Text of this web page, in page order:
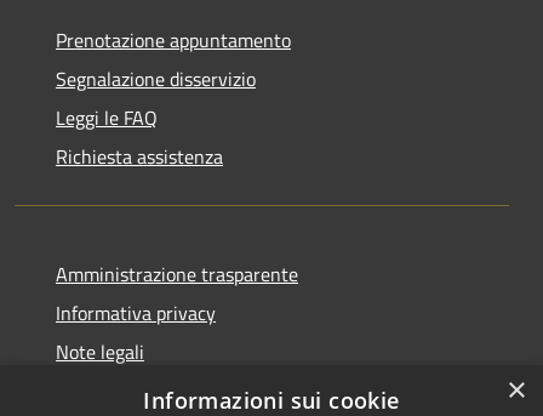
Prenotazione appuntamento
Segnalazione disservizio
Leggi le FAQ
Richiesta assistenza
Amministrazione trasparente
Informativa privacy
Note legali
Dichiarazione di accessibilità
×
Informazioni sui cookie